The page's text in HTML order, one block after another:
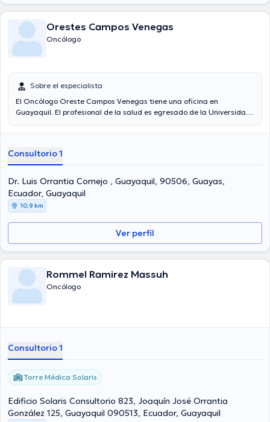
Orestes Campos Venegas
Oncólogo
Sobre el especialista
El Oncólogo Oreste Campos Venegas tiene una oficina en
Guayaquil. El profesional de la salud es egresado de la Universidad
conocimientos en su área de especialidad. El Dr. posee años de
ha desempeñado como miembro de diversas asociaciones médicas.
Oreste Campos Venegas ha compartido en diversas conferencias
con la meta de tener una formación continua en su disciplina de
especialización y ha compartido diversos artículos.
Consultorio 1
Dr. Luis Orrantia Cornejo , Guayaquil, 90506, Guayas,
Ecuador, Guayaquil
10,9 km
Ver perfil
Rommel Ramirez Massuh
Oncólogo
Consultorio 1
Torre Médica Solaris
Edificio Solaris Consultorio 823, Joaquín José Orrantia
González 125, Guayaquil 090513, Ecuador, Guayaquil